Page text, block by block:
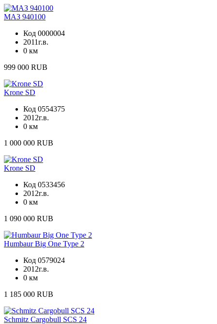
МАЗ 940100
Код 0000004
2011г.в.
0 км
999 000 RUB
Krone SD
Код 0554375
2012г.в.
0 км
1 000 000 RUB
Krone SD
Код 0533456
2012г.в.
0 км
1 090 000 RUB
Humbaur Big One Type 2
Код 0579024
2012г.в.
0 км
1 185 000 RUB
Schmitz Cargobull SCS 24